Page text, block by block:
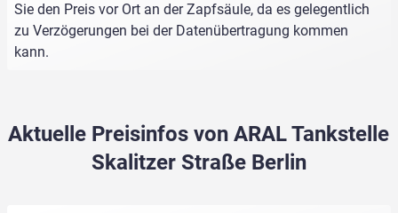
Sie den Preis vor Ort an der Zapfsäule, da es gelegentlich
zu Verzögerungen bei der Datenübertragung kommen
kann.
Aktuelle Preisinfos von ARAL Tankstelle
Skalitzer Straße Berlin